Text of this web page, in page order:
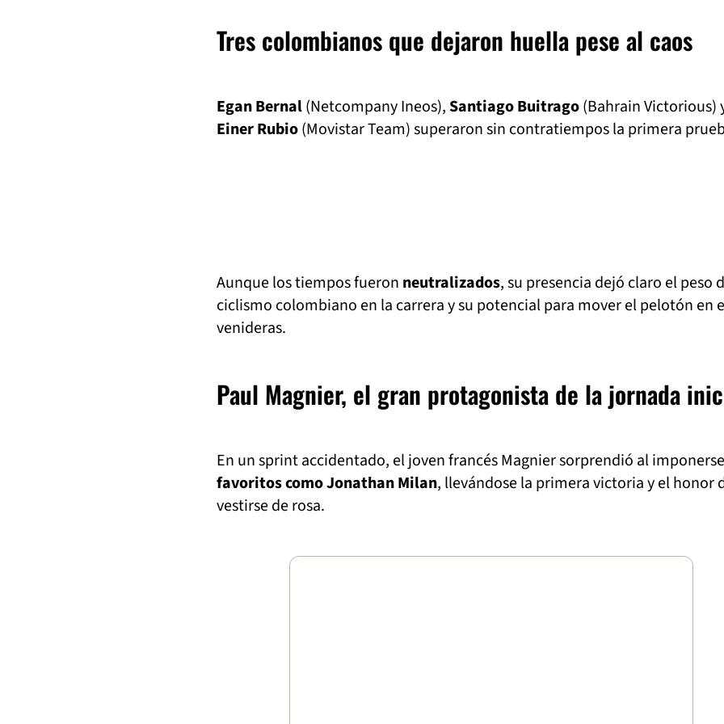
Tres colombianos que dejaron huella pese al caos
Egan Bernal(Netcompany Ineos), Santiago Buitrago(Bahrain Victorious)
Einer Rubio(Movistar Team) superaron sin contratiempos la primera
Aunque los tiempos fueron neutralizados, su presencia dejó claro el peso
ciclismo colombiano en la carrera y su potencial para mover el pelotón en
venideras.
Paul Magnier, el gran protagonista de la jornada
En un sprint accidentado, el joven francés Magnier sorprendió al
favoritos como Jonathan Milan, llevándose la primera victoria y el honor
vestirse de rosa.